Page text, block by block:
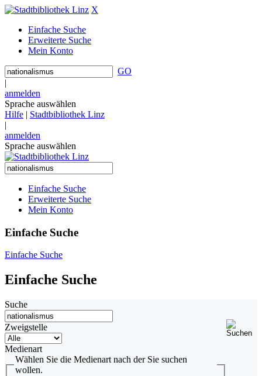
X
Einfache Suche
Erweiterte Suche
Mein Konto
GO
|
anmelden
Sprache auswählen
Hilfe | Stadtbibliothek Linz
|
anmelden
Sprache auswählen
Einfache Suche
Erweiterte Suche
Mein Konto
Einfache Suche
Einfache Suche
Einfache Suche
Suche
Zweigstelle
Medienart
Wählen Sie die Medienart nach der Sie suchen
wollen.